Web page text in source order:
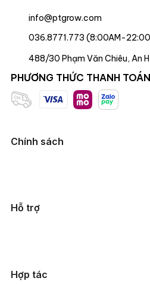
Chính sách
Hỗ trợ
Hợp tác
info@ptgrow.com
036.8771.773 (8:00AM-
488/30 Phạm Văn Chiêu, An
PHƯƠNG THỨC THANH TOÁN